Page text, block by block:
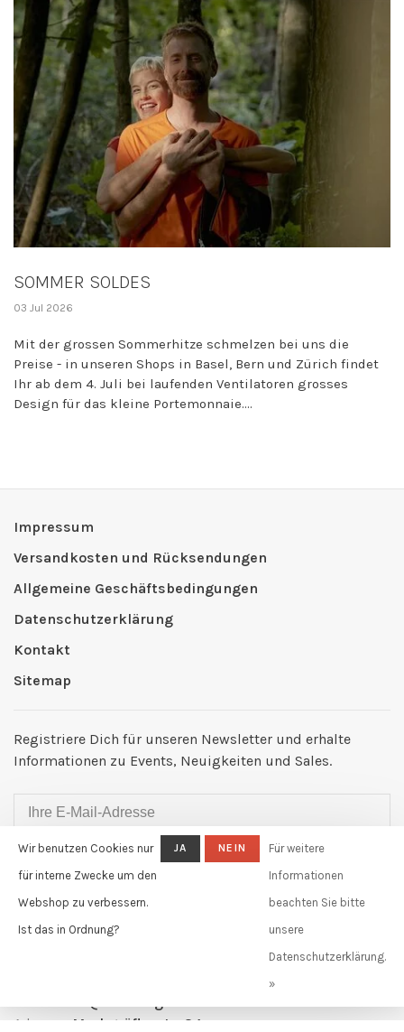
SOMMER SOLDES
03 Jul 2026
Mit der grossen Sommerhitze schmelzen bei uns die
Preise - in unseren Shops in Basel, Bern und Zürich findet
Ihr ab dem 4. Juli bei laufenden Ventilatoren grosses
Design für das kleine Portemonnaie....
Impressum
Versandkosten und Rücksendungen
Allgemeine Geschäftsbedingungen
Datenschutzerklärung
Kontakt
Sitemap
Registriere Dich für unseren Newsletter und erhalte
Informationen zu Events, Neuigkeiten und Sales.
By signing up, you agree to our Privacy Policy.
Claudia Güdel GmbH
Adresse:Markgräflerstr. 34
Wir benutzen Cookies nur
für interne Zwecke um den
Webshop zu verbessern.
Ist das in Ordnung?
JA NEIN
Für weitere
Informationen
beachten Sie bitte
unsere
Datenschutzerklärung.
»